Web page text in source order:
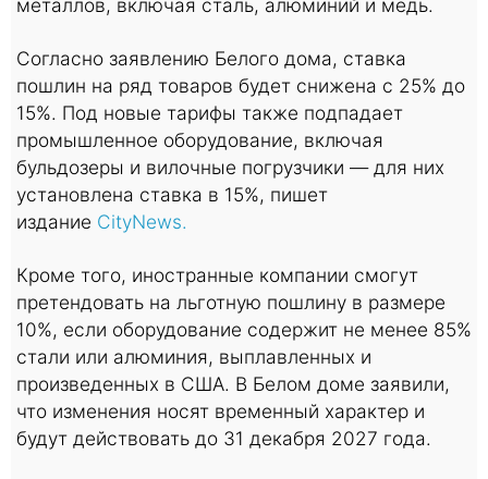
металлов, включая сталь, алюминий и медь.
Согласно заявлению Белого дома, ставка
пошлин на ряд товаров будет снижена с 25% до
15%. Под новые тарифы также подпадает
промышленное оборудование, включая
бульдозеры и вилочные погрузчики — для них
установлена ставка в 15%, пишет
издание CityNews.
Кроме того, иностранные компании смогут
претендовать на льготную пошлину в размере
10%, если оборудование содержит не менее 85%
стали или алюминия, выплавленных и
произведенных в США. В Белом доме заявили,
что изменения носят временный характер и
будут действовать до 31 декабря 2027 года.